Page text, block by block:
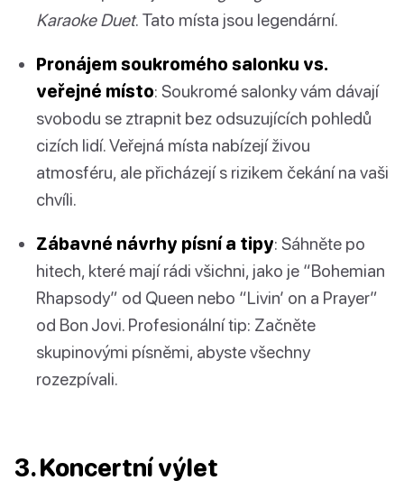
Karaoke Duet. Tato místa jsou legendární.
Pronájem soukromého salonku vs.
veřejné místo: Soukromé salonky vám dávají
svobodu se ztrapnit bez odsuzujících pohledů
cizích lidí. Veřejná místa nabízejí živou
atmosféru, ale přicházejí s rizikem čekání na vaši
chvíli.
Zábavné návrhy písní a tipy: Sáhněte po
hitech, které mají rádi všichni, jako je “Bohemian
Rhapsody” od Queen nebo “Livin’ on a Prayer”
od Bon Jovi. Profesionální tip: Začněte
skupinovými písněmi, abyste všechny
rozezpívali.
3. Koncertní výlet